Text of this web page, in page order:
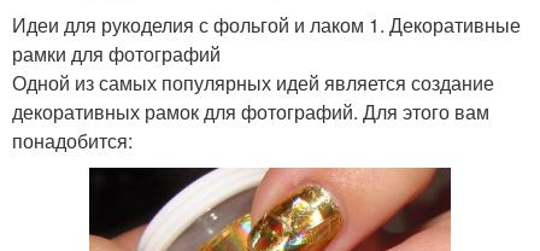
Идеи для рукоделия с фольгой и лаком 1. Декоративные
рамки для фотографий
Одной из самых популярных идей является создание
декоративных рамок для фотографий. Для этого вам
понадобится: